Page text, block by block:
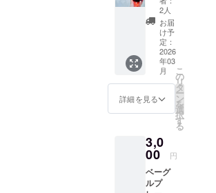
で支援
いただ
ける、
気軽な
リター
ンで
す！
ン支援
者は全
種類か
ら選択
可能で
す！ 有
効期
限：
オープ
全国発
送） 内
容：プ
レー
ン・ブ
ルーベ
リー・
ダブル
チョコ
など人
ル6種類
を詰め
合わせ
内容
量：6個
2人
お届
け予
定：
2026
年03
月
詳細を見る
こ
の
リ
タ
ー
ン
を
選
択
す
る
3,0
00 円
ベーグ
ルプ